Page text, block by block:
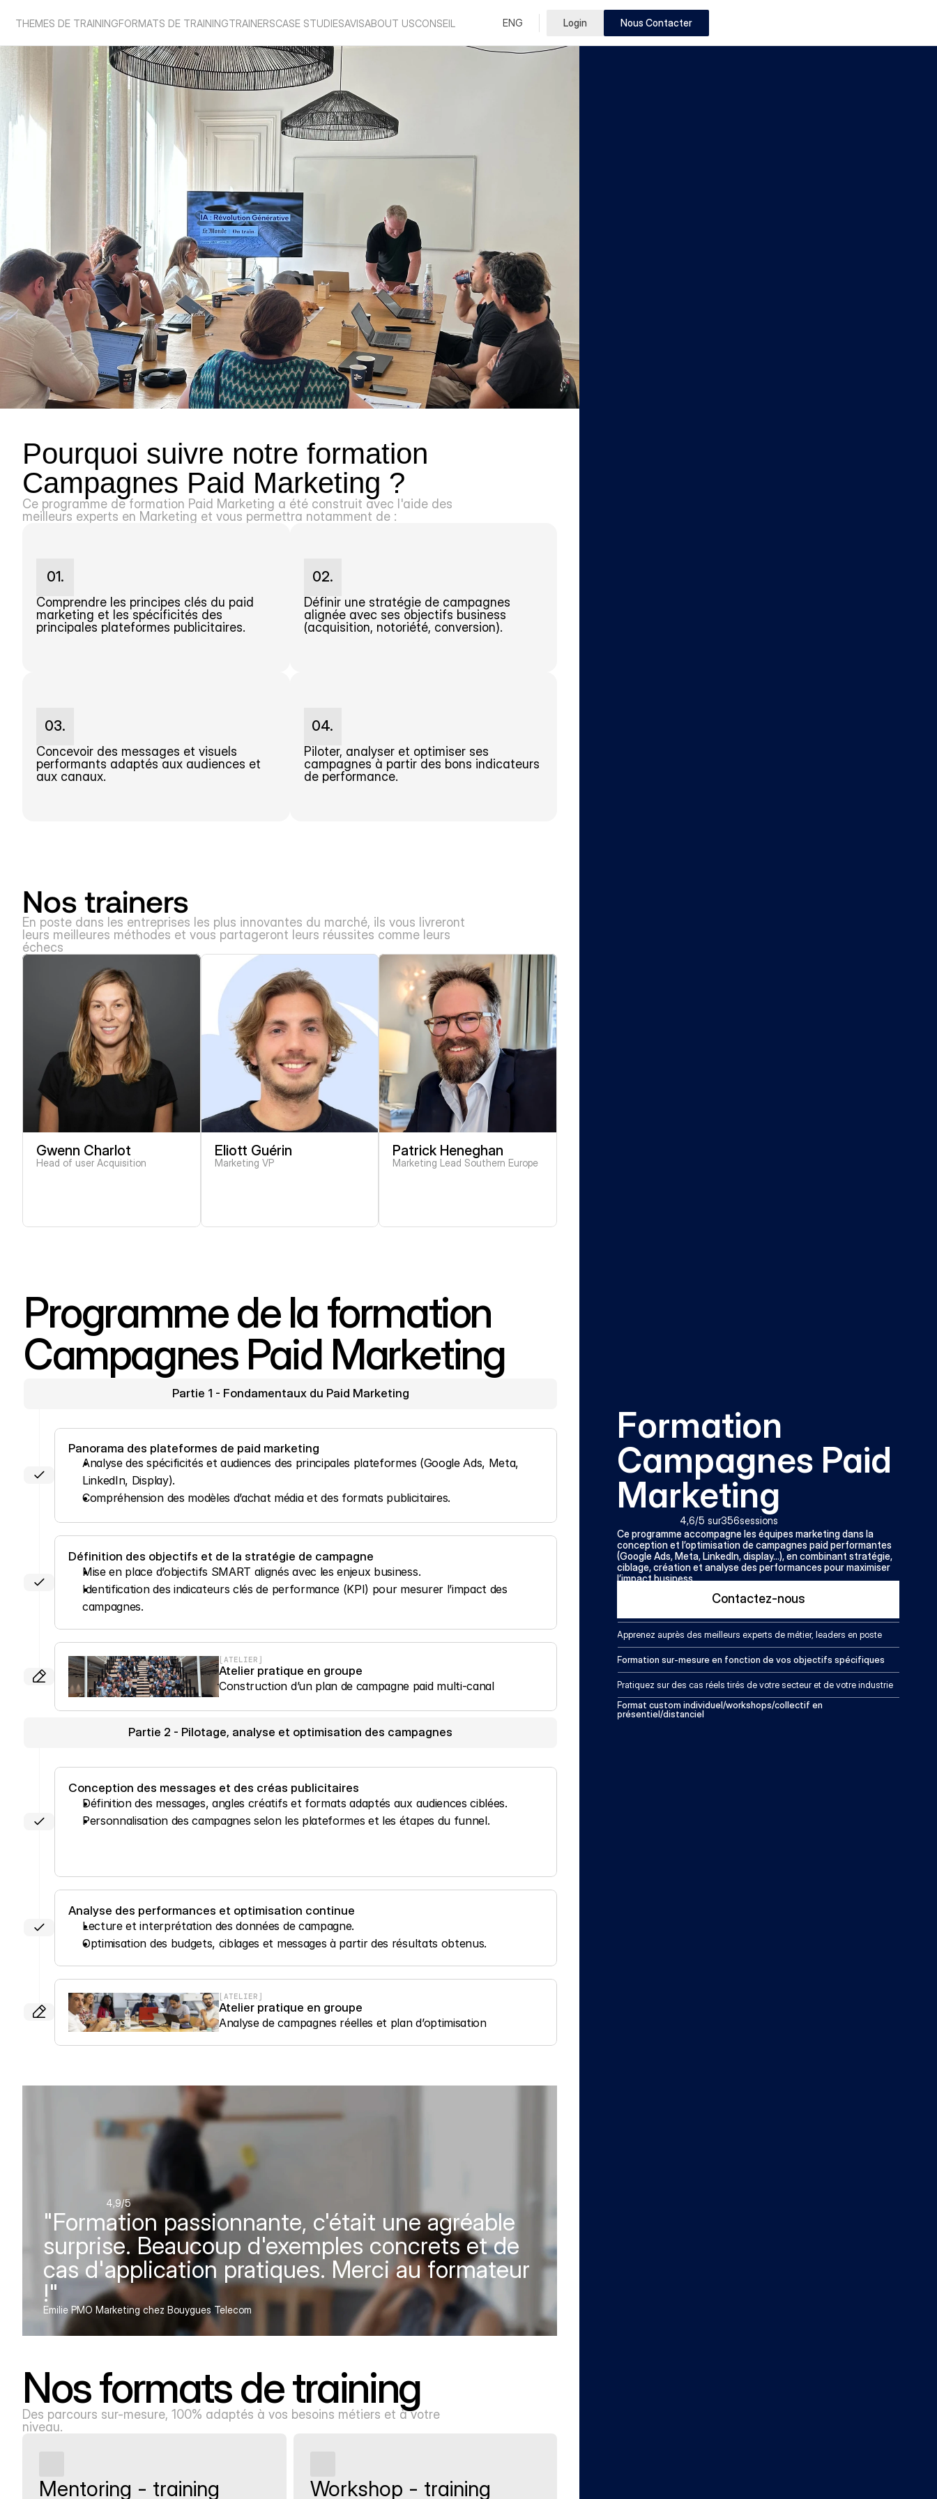
THEMES DE TRAININGFORMATS DE TRAININGTRAINERSCASE STUDIESAVISABOUT USCONSEIL
Select Language
French
ENG Login Nous Contacter
Pourquoi suivre notre formation
Campagnes Paid Marketing ?
Ce programme de formation Paid Marketing a été construit avec l'aide des
meilleurs experts en Marketing et vous permettra notamment de :
01.
Comprendre les principes clés du paid
marketing et les spécificités des
principales plateformes publicitaires.
02.
Définir une stratégie de campagnes
alignée avec ses objectifs business
(acquisition, notoriété, conversion).
03.
Concevoir des messages et visuels
performants adaptés aux audiences et
aux canaux.
04.
Piloter, analyser et optimiser ses
campagnes à partir des bons indicateurs
de performance.
Nos trainers
En poste dans les entreprises les plus innovantes du marché, ils vous livreront
leurs meilleures méthodes et vous partageront leurs réussites comme leurs
échecs
Gwenn Charlot
Head of user Acquisition
Eliott Guérin
Marketing VP
Patrick Heneghan
Marketing Lead Southern Europe
Programme de la formation
Campagnes Paid Marketing
Partie 1 - Fondamentaux du Paid Marketing
Panorama des plateformes de paid marketing
Analyse des spécificités et audiences des principales plateformes (Google Ads, Meta,
LinkedIn, Display).
Compréhension des modèles d’achat média et des formats publicitaires.
Définition des objectifs et de la stratégie de campagne
Mise en place d’objectifs SMART alignés avec les enjeux business.
Identification des indicateurs clés de performance (KPI) pour mesurer l’impact des
campagnes.
[ATELIER]
Atelier pratique en groupe
Construction d’un plan de campagne paid multi-canal
Partie 2 - Pilotage, analyse et optimisation des campagnes
Conception des messages et des créas publicitaires
Définition des messages, angles créatifs et formats adaptés aux audiences ciblées.
Personnalisation des campagnes selon les plateformes et les étapes du funnel.
Analyse des performances et optimisation continue
Lecture et interprétation des données de campagne.
Optimisation des budgets, ciblages et messages à partir des résultats obtenus.
[ATELIER]
Atelier pratique en groupe
Analyse de campagnes réelles et plan d’optimisation
4,9/5
"Formation passionnante, c'était une agréable
surprise. Beaucoup d'exemples concrets et de
cas d'application pratiques. Merci au formateur
!"
Emilie PMO Marketing chez Bouygues Telecom
Nos formats de training
Des parcours sur-mesure, 100% adaptés à vos besoins métiers et à votre
niveau.
Mentoring - training
Workshop - training
Formation
Campagnes Paid
Marketing
4,6/5 sur356sessions
Ce programme accompagne les équipes marketing dans la
conception et l’optimisation de campagnes paid performantes
(Google Ads, Meta, LinkedIn, display…), en combinant stratégie,
ciblage, création et analyse des performances pour maximiser
l’impact business.
Contactez-nous
Apprenez auprès des meilleurs experts de métier, leaders en poste
Formation sur-mesure en fonction de vos objectifs spécifiques
Pratiquez sur des cas réels tirés de votre secteur et de votre industrie
Format custom individuel/workshops/collectif en
présentiel/distanciel